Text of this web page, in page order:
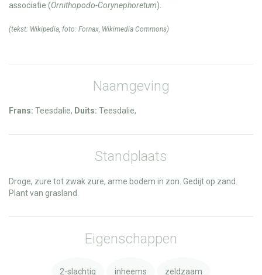
associatie (Ornithopodo-Corynephoretum).
(tekst: Wikipedia, foto: Fornax, Wikimedia Commons)
Naamgeving
Frans: Teesdalie, Duits: Teesdalie,
Standplaats
Droge, zure tot zwak zure, arme bodem in zon. Gedijt op zand.
Plant van grasland.
Eigenschappen
2-slachtig inheems zeldzaam